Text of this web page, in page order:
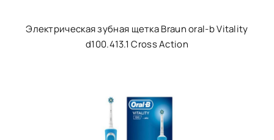
Электрическая зубная щетка Braun oral-b Vitality
d100.413.1 Cross Action